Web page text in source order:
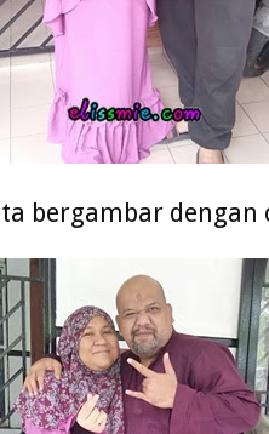
bergambar